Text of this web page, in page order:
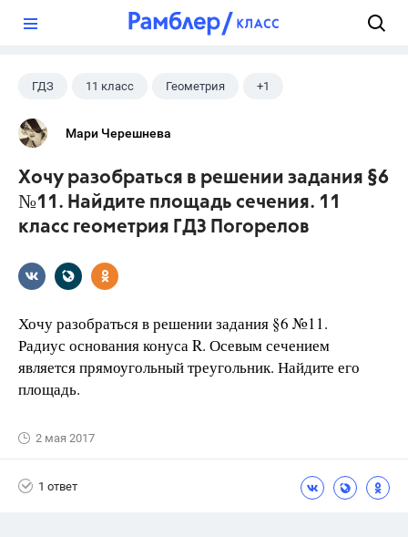
ГДЗ 11 класс Геометрия +1
Погорелов А.В.
Мари Черешнева
Хочу разобраться в решении задания §6
№11. Найдите площадь сечения. 11
класс геометрия ГДЗ Погорелов
Хочу разобраться в решении задания §6 №11.
Радиус основания конуса R. Осевым сечением
является прямоугольный треугольник. Найдите его
площадь.
2 мая 2017
1 ответ